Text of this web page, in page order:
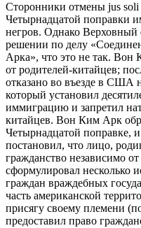
Сторонники отмены jus
Четырнадцатой поправки
негров. Однако Верховный
решении по делу
Арка», что это не так.
от родителей-китайцев;
отказано во въезде в США
который установил
иммиграцию и запретил
китайцев. Вон Ким Арк
Четырнадцатой поправке,
постановил, что лицо,
гражданство независимо
сформулировал несколько
граждан враждебных
часть американской
присягу своему племени
предоставил право